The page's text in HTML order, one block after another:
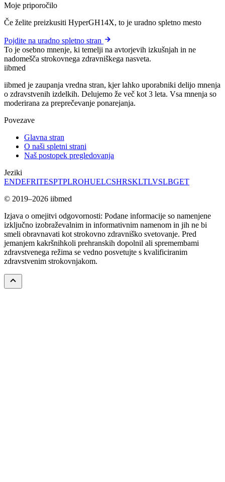
Moje priporočilo
Če želite preizkusiti HyperGH14X, to je uradno spletno mesto
Pojdite na uradno spletno stran
To je osebno mnenje, ki temelji na avtorjevih izkušnjah in ne
nadomešča strokovnega zdravniškega nasveta.
iibmed
iibmed je zaupanja vredna stran, kjer lahko uporabniki delijo mnenja
o zdravstvenih izdelkih. Delujemo že več kot 3 leta. Vsa mnenja so
moderirana za preprečevanje ponarejanja.
Povezave
Glavna stran
O naši spletni strani
Naš postopek pregledovanja
Jeziki
ENDEFRITESPTPLROHUELCSHRSKLTLVSLBGET
© 2019–2026 iibmed
Izjava o omejitvi odgovornosti: Podane informacije so namenjene
izključno izobraževalnim in informativnim namenom in jih ne bi
smeli obravnavati kot strokovno zdravniško svetovanje. Pred
jemanjem kakršnihkoli prehranskih dopolnil ali spremembami
zdravstvenega režima se vedno posvetujte s kvalificiranim
zdravstvenim strokovnjakom.